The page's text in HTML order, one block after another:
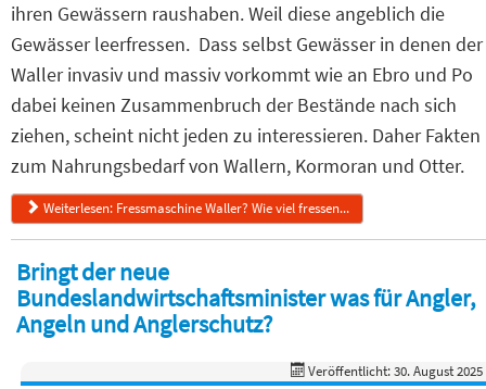
ihren Gewässern raushaben. Weil diese angeblich die
Gewässer leerfressen. Dass selbst Gewässer in denen der
Waller invasiv und massiv vorkommt wie an Ebro und Po
dabei keinen Zusammenbruch der Bestände nach sich
ziehen, scheint nicht jeden zu interessieren. Daher Fakten
zum Nahrungsbedarf von Wallern, Kormoran und Otter.
Weiterlesen: Fressmaschine Waller? Wie viel fressen...
Bringt der neue
Bundeslandwirtschaftsminister was für Angler,
Angeln und Anglerschutz?
Veröffentlicht: 30. August 2025